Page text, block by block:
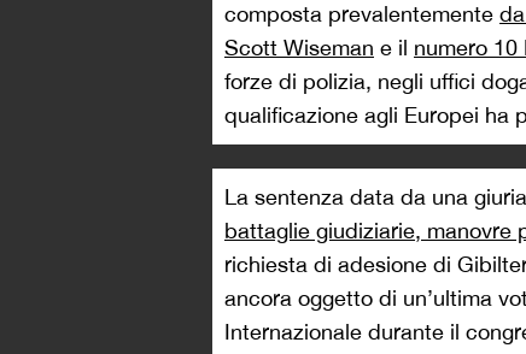
composta prevalentemente
Scott Wiseman e il numero 10
forze di polizia, negli uffici
qualificazione agli Europei ha
La sentenza data da una
battaglie giudiziarie, manovre
richiesta di adesione di
ancora oggetto di un’ultima
Internazionale durante il